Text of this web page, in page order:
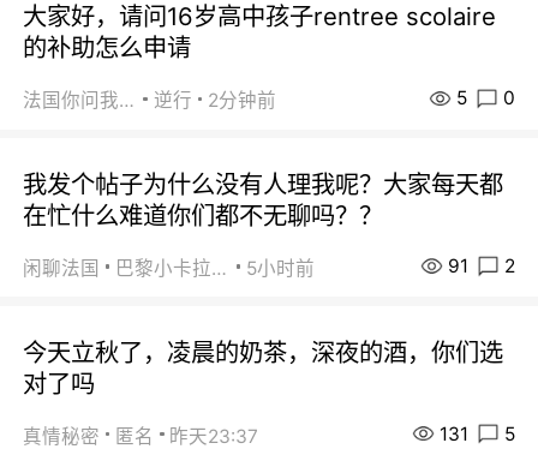
大家好，请问16岁高中孩子rentree scolaire
的补助怎么申请
法国你问我答 逆行 2分钟前 5 0
我发个帖子为什么没有人理我呢？大家每天都
在忙什么难道你们都不无聊吗？？
闲聊法国 巴黎小卡拉咪 5小时前 91 2
今天立秋了，凌晨的奶茶，深夜的酒，你们选
对了吗
真情秘密 匿名 昨天23:37 131 5